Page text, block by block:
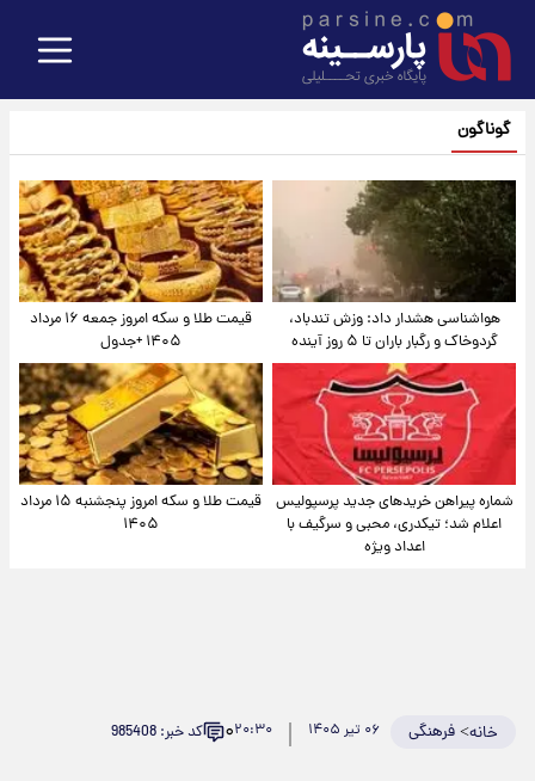
گوناگون
هواشناسی هشدار داد: وزش تندباد،
گردوخاک و رگبار باران تا ۵ روز آینده
قیمت طلا و سکه امروز جمعه ۱۶ مرداد
۱۴۰۵ +جدول
شماره پیراهن خریدهای جدید پرسپولیس
اعلام شد؛ تیکدری، محبی و سرگیف با
اعداد ویژه
قیمت طلا و سکه امروز پنجشنبه ۱۵ مرداد
۱۴۰۵
خانه>فرهنگی ۰۶ تیر ۱۴۰۵ ۲۰:۳۰۰ کد خبر: 985408